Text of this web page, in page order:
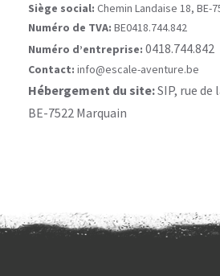
Siège social: Chemin Landaise 18, BE-
Numéro de TVA: BE0418.744.842
Numéro d’entreprise: 0418.744.842
Contact: info@escale-aventure.be
Hébergement du site:SIP, rue de
BE-7522 Marquain